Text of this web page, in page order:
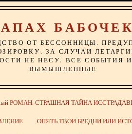
БАБОЧЕК
ОТ БЕССОННИЦЫ.
ЗА СЛУЧАИ
НЕ НЕСУ. ВСЕ СОБЫТИЯ
ВЫМЫШЛЕННЫЕ
РОМАН. СТРАШНАЯ ТАЙНА
ОПЯТЬ ТВОИ БРЕДНИ ИЛИ